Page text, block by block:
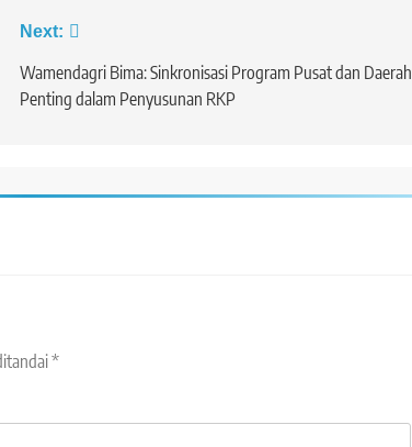
Next:
Wamendagri Bima: Sinkronisasi Program Pusat dan Daerah
Penting dalam Penyusunan RKP
*